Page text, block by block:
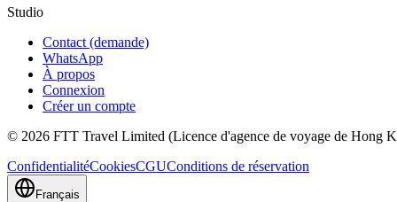
Studio
Contact (demande)
WhatsApp
À propos
Connexion
Créer un compte
© 2026 FTT Travel Limited (Licence d'agence de voyage de Hong
ConfidentialitéCookiesCGUConditions de réservation
Français